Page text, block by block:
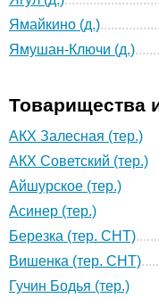
Ямайкино (д.)
Ямушан-Ключи (д.)
Товарищества
АКХ Залесная (тер.)
АКХ Советский (тер.)
Айшурское (тер.)
Асинер (тер.)
Березка (тер. СНТ)
Вишенка (тер. СНТ)
Гучин Бодья (тер.)